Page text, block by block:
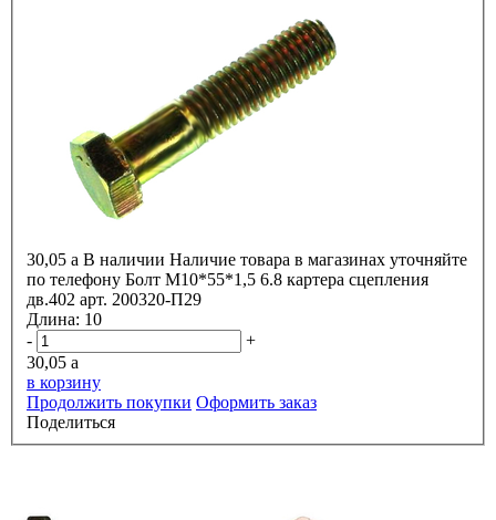
30,05 a В наличии Наличие товара в магазинах уточняйте
по телефону Болт М10*55*1,5 6.8 картера сцепления
дв.402 арт. 200320-П29
Длина: 10
-
+
30,05 a
в корзину
Продолжить покупки Оформить заказ
Поделиться